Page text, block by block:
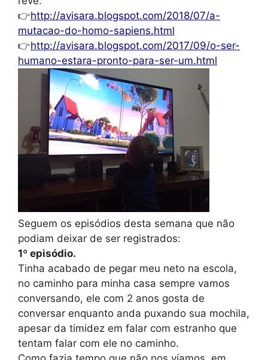
👉http://avisara.blogspot.com/2018/07/a-
mutacao-do-homo-sapiens.html
👉http://avisara.blogspot.com/2017/09/o-ser-
humano-estara-pronto-para-ser-um.html
Seguem os episódios desta semana que não
podiam deixar de ser registrados:
1º episódio.
Tinha acabado de pegar meu neto na escola,
no caminho para minha casa sempre vamos
conversando, ele com 2 anos gosta de
conversar enquanto anda puxando sua mochila,
apesar da timidez em falar com estranho que
tentam falar com ele no caminho.